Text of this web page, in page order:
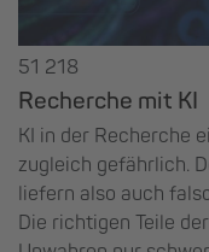
51 218
Recherche mit KI
KI in der Recherche
zugleich gefährlich.
liefern also auch
Die richtigen Teile